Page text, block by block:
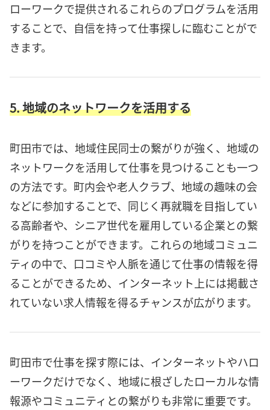
ローワークで提供されるこれらのプログラムを活用
することで、自信を持って仕事探しに臨むことがで
きます。
5. 地域のネットワークを活用する
町田市では、地域住民同士の繋がりが強く、地域の
ネットワークを活用して仕事を見つけることも一つ
の方法です。町内会や老人クラブ、地域の趣味の会
などに参加することで、同じく再就職を目指してい
る高齢者や、シニア世代を雇用している企業との繋
がりを持つことができます。これらの地域コミュニ
ティの中で、口コミや人脈を通じて仕事の情報を得
ることができるため、インターネット上には掲載さ
れていない求人情報を得るチャンスが広がります。
町田市で仕事を探す際には、インターネットやハロ
ーワークだけでなく、地域に根ざしたローカルな情
報源やコミュニティとの繋がりも非常に重要です。